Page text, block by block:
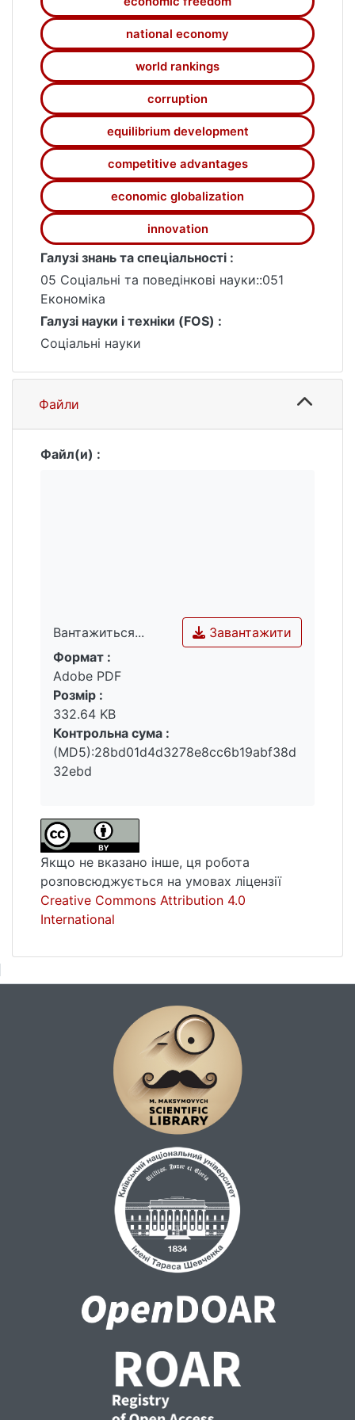
national economy
world rankings
corruption
equilibrium development
competitive advantages
economic globalization
innovation
Галузі знань та спеціальності :
05 Соціальні та поведінкові науки::051
Економіка
Галузі науки і техніки (FOS) :
Соціальні науки
Файли
Файл(и) :
Вантажиться...
Вантажиться...
Завантажити
Формат :
Adobe PDF
Розмір :
332.64 KB
Контрольна сума :
(MD5):28bd01d4d3278e8cc6b19abf38d
32ebd
Якщо не вказано інше, ця робота
розповсюджується на умовах ліцензії
Creative Commons Attribution 4.0
International